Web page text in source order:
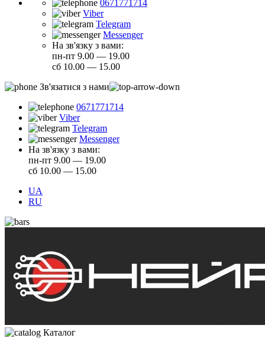
0671771714
Viber
Telegram
Messenger
На зв'язку з вами:
пн-пт 9.00 — 19.00
сб 10.00 — 15.00
Зв'язатися з нами
0671771714
Viber
Telegram
Messenger
На зв'язку з вами:
пн-пт 9.00 — 19.00
сб 10.00 — 15.00
UA
RU
Каталог